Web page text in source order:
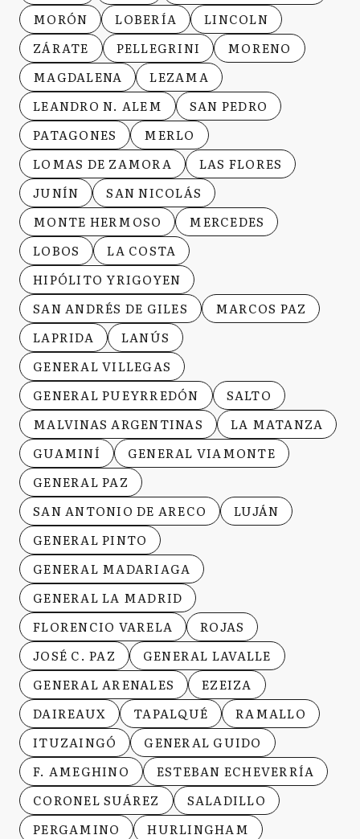
MORÓN
LOBERÍA
LINCOLN
ZÁRATE
PELLEGRINI
MORENO
MAGDALENA
LEZAMA
LEANDRO N. ALEM
SAN PEDRO
PATAGONES
MERLO
LOMAS DE ZAMORA
LAS FLORES
JUNÍN
SAN NICOLÁS
MONTE HERMOSO
MERCEDES
LOBOS
LA COSTA
HIPÓLITO YRIGOYEN
SAN ANDRÉS DE GILES
MARCOS PAZ
LAPRIDA
LANÚS
GENERAL VILLEGAS
GENERAL PUEYRREDÓN
SALTO
MALVINAS ARGENTINAS
LA MATANZA
GUAMINÍ
GENERAL VIAMONTE
GENERAL PAZ
SAN ANTONIO DE ARECO
LUJÁN
GENERAL PINTO
GENERAL MADARIAGA
GENERAL LA MADRID
FLORENCIO VARELA
ROJAS
JOSÉ C. PAZ
GENERAL LAVALLE
GENERAL ARENALES
EZEIZA
DAIREAUX
TAPALQUÉ
RAMALLO
ITUZAINGÓ
GENERAL GUIDO
F. AMEGHINO
ESTEBAN ECHEVERRÍA
CORONEL SUÁREZ
SALADILLO
PERGAMINO
HURLINGHAM